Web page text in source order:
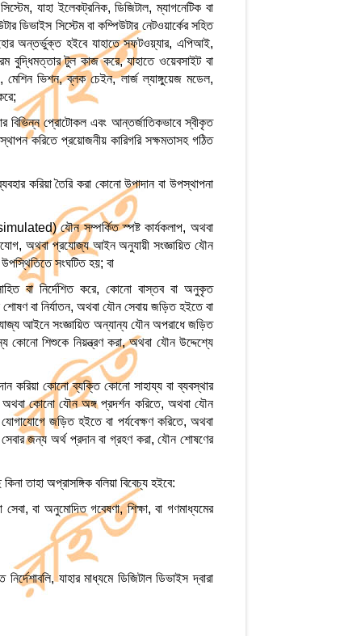
যাহা ইলেকট্রনিক, ডিজিটাল, ম্যাগনেটিক বা
ডিভাইস সিস্টেম বা কম্পিউটার নেটওয়ার্কের সহিত
অন্তর্ভুক্ত হইবে যাহাতে সফটওয়্যার, এপিআই,
বুদ্ধিমত্তার টুল কাজ করে, যাহাতে ওয়েবসাইট বা
মেশিন ভিশন, ব্লক চেইন, লার্জ ল্যাঙ্গুয়েজ মডেল,
বিভিন্ন প্রোটোকল এবং আন্তর্জাতিকভাবে স্বীকৃত
করিতে প্রয়োজনীয় কারিগরি সক্ষমতাসহ গঠিত
করিয়া তৈরি করা কোনো উপাদান বা উপস্থাপনা
যৌন সম্পর্কিত স্পষ্ট কার্যকলাপ, অথবা
অথবা প্রযোজ্য আইন অনুযায়ী সংজ্ঞায়িত যৌন
সংঘটিত হয়; বা
বা নির্দেশিত করে, কোনো বাস্তব বা অনুকৃত
বা নির্যাতন, অথবা যৌন সেবায় জড়িত হইতে বা
আইনে সংজ্ঞায়িত অন্যান্য যৌন অপরাধে জড়িত
কোনো শিশুকে নিয়ন্ত্রণ করা, অথবা যৌন উদ্দেশ্যে
করিয়া কোনো ব্যক্তি কোনো সাহায্য বা ব্যবস্থার
কোনো যৌন অঙ্গ প্রদর্শন করিতে, অথবা যৌন
জড়িত হইতে বা পর্যবেক্ষণ করিতে, অথবা
জন্য অর্থ প্রদান বা গ্রহণ করা, যৌন শোষণের
তাহা অপ্রাসঙ্গিক বলিয়া বিবেচ্য হইবে:
বা অনুমোদিত গবেষণা, শিক্ষা, বা গণমাধ্যমের
যাহার মাধ্যমে ডিজিটাল ডিভাইস দ্বারা